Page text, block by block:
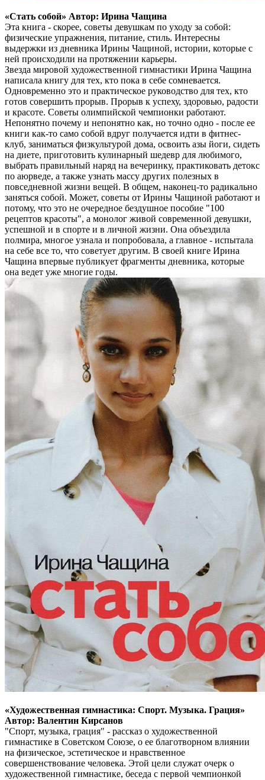
«Стать собой» Автор: Ирина Чащина
Эта книга - скорее, советы девушкам по уходу за собой:
физические упражнения, питание, стиль. Интересны
выдержки из дневника Ирины Чащиной, истории, которые с
ней происходили на протяжении карьеры.
Звезда мировой художественной гимнастики Ирина Чащина
написала книгу для тех, кто пока в себе сомневается.
Одновременно это и практическое руководство для тех, кто
готов совершить прорыв. Прорыв к успеху, здоровью, радости
и красоте. Советы олимпийской чемпионки работают.
Непонятно почему и непонятно как, но точно одно - после ее
книги как-то само собой вдруг получается идти в фитнес-
клуб, заниматься физкультурой дома, освоить азы йоги, сидеть
на диете, приготовить кулинарный шедевр для любимого,
выбрать правильный наряд на вечеринку, практиковать детокс
по аюрведе, а также узнать массу других полезных в
повседневной жизни вещей. В общем, наконец-то радикально
заняться собой. Может, советы от Ирины Чащиной работают и
потому, что это не очередное бездушное пособие "100
рецептов красоты", а монолог живой современной девушки,
успешной и в спорте и в личной жизни. Она объездила
полмира, многое узнала и попробовала, а главное - испытала
на себе все то, что советует другим. В своей книге Ирина
Чащина впервые публикует фрагменты дневника, которые
она ведет уже многие годы.
«Художественная гимнастика: Спорт. Музыка. Грация»
Автор: Валентин Кирсанов
"Спорт, музыка, грация" - рассказ о художественной
гимнастике в Советском Союзе, о ее благотворном влиянии
на физическое, эстетическое и нравственное
совершенствование человека. Этой цели служат очерк о
художественной гимнастике, беседа с первой чемпионкой